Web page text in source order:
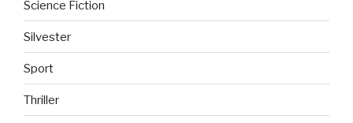
Science Fiction
Silvester
Sport
Thriller